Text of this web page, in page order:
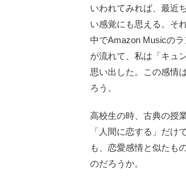
いわれてみれば、最近
い感覚にも思える。そ
中でAmazon Musicの
が流れて、私は「キュ
思い出した。この感情
ろう。
高校生の時、古典の授
「人間に恋する」だけ
も、恋愛感情と似たも
のだろうか。